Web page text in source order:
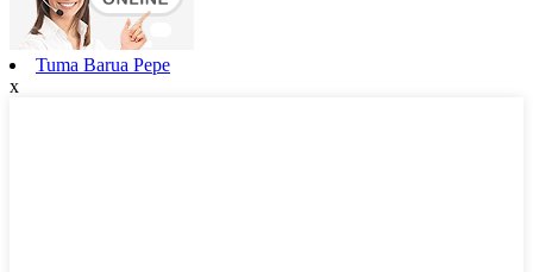
Tuma Barua Pepe
x